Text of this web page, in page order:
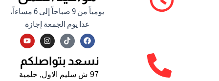
يومياً من 9 صباحاً إلى 6 مساءاً،
عدا يوم الجمعة إجازة
F
a
e
b
o
n
t
a
g
Y
o
t
u
b
نسعد بتواصلكم
97 ش سليم الاول, حلمية